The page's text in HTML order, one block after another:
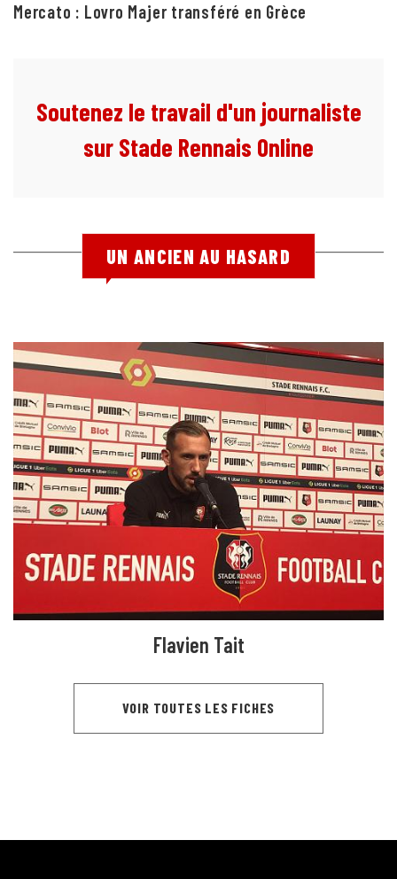
Mercato : Lovro Majer transféré en Grèce
Soutenez le travail d'un journaliste
sur Stade Rennais Online
UN ANCIEN AU HASARD
Flavien Tait
VOIR TOUTES LES FICHES